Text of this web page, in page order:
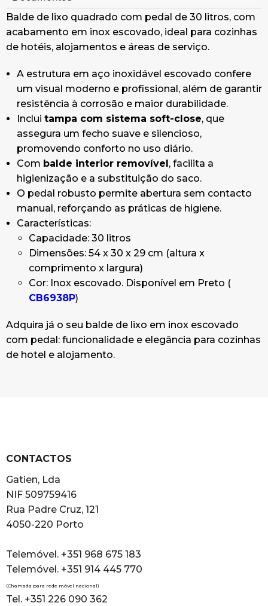
Balde de lixo quadrado com pedal de 30 litros, com
acabamento em inox escovado, ideal para cozinhas
de hotéis, alojamentos e áreas de serviço.
A estrutura em aço inoxidável escovado confere
um visual moderno e profissional, além de garantir
resistência à corrosão e maior durabilidade.
Inclui tampa com sistema soft-close, que
assegura um fecho suave e silencioso,
promovendo conforto no uso diário.
Com balde interior removível, facilita a
higienização e a substituição do saco.
O pedal robusto permite abertura sem contacto
manual, reforçando as práticas de higiene.
Características:
Capacidade: 30 litros
Dimensões: 54 x 30 x 29 cm (altura x
comprimento x largura)
Cor: Inox escovado. Disponível em Preto (
CB6938P)
Adquira já o seu balde de lixo em inox escovado
com pedal: funcionalidade e elegância para cozinhas
de hotel e alojamento.
CONTACTOS
Gatien, Lda
NIF 509759416
Rua Padre Cruz, 121
4050-220 Porto
Telemóvel. +351 968 675 183
Telemóvel. +351 914 445 770
(Chamada para rede móvel nacional)
Tel. +351 226 090 362